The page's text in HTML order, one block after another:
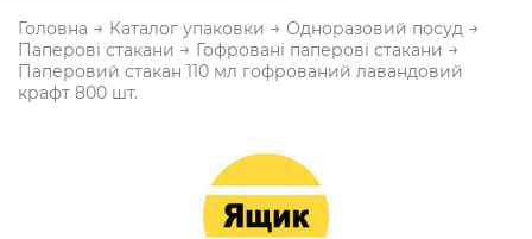
Головна → Каталог упаковки → Одноразовий посуд →
Паперові стакани → Гофровані паперові стакани →
Паперовий стакан 110 мл гофрований лавандовий
крафт 800 шт.